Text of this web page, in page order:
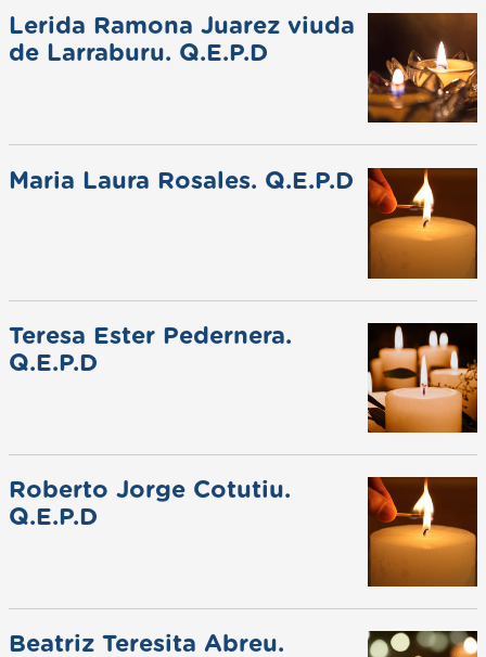
Lerida Ramona Juarez viuda
de Larraburu. Q.E.P.D
Maria Laura Rosales. Q.E.P.D
Teresa Ester Pedernera.
Q.E.P.D
Roberto Jorge Cotutiu.
Q.E.P.D
Beatriz Teresita Abreu.